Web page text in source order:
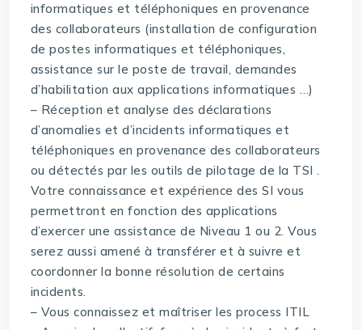
informatiques et téléphoniques en provenance
des collaborateurs (installation de configuration
de postes informatiques et téléphoniques,
assistance sur le poste de travail, demandes
d’habilitation aux applications informatiques …)
– Réception et analyse des déclarations
d’anomalies et d’incidents informatiques et
téléphoniques en provenance des collaborateurs
ou détectés par les outils de pilotage de la TSI .
Votre connaissance et expérience des SI vous
permettront en fonction des applications
d’exercer une assistance de Niveau 1 ou 2. Vous
serez aussi amené à transférer et à suivre et
coordonner la bonne résolution de certains
incidents.
– Vous connaissez et maîtriser les process ITIL